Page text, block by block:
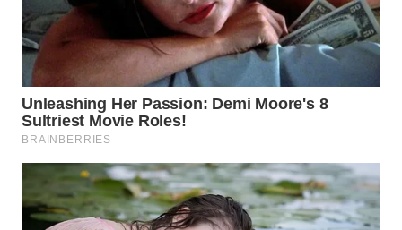
KUNINGAN
WN
MAJALENGKA
WN
WN
SUKABUMI